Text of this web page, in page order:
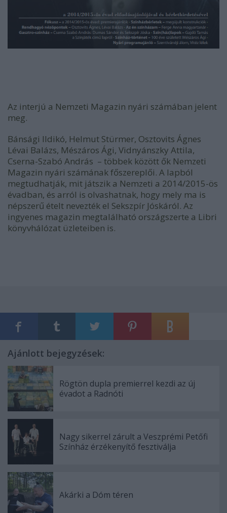
Az interjú a Nemzeti Magazin nyári számában jelent
meg.
Bánsági Ildikó, Helmut Stürmer, Osztovits Ágnes
Lévai Balázs, Mészáros Ági, Vidnyánszky Attila,
Cserna-Szabó András – többek között ők Nemzeti
Magazin nyári számának főszereplői. A lapból
megtudhatják, mit játszik a Nemzeti a 2014/2015-ös
évadban, és arról is olvashatnak, hogy mely ma is
népszerű ételt nevezték el Sekszpír Jóskáról. Az
ingyenes magazin megtalálható országszerte a Libri
könyvhálózat üzleteiben is.
Ajánlott bejegyzések:
Rögtön dupla premierrel kezdi az új
évadot a Radnóti
Nagy sikerrel zárult a Veszprémi Petőfi
Színház érzékenyítő fesztiválja
Akárki a Dóm téren